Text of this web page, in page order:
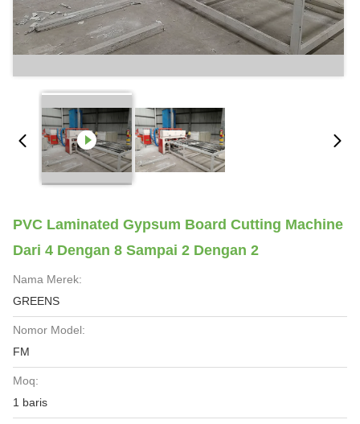
PVC Laminated Gypsum Board Cutting Machine
Dari 4 Dengan 8 Sampai 2 Dengan 2
Nama Merek:
GREENS
Nomor Model:
FM
Moq:
1 baris